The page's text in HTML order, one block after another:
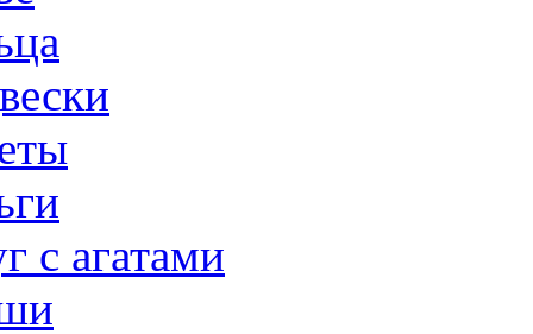
с агатами